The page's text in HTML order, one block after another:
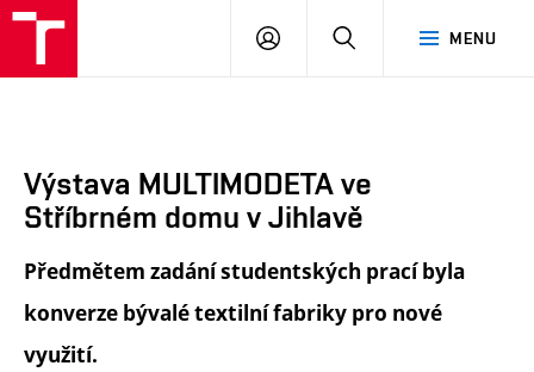
MENU
PŘIHLÁSIT
Výstava MULTIMODETA ve
Stříbrném domu v Jihlavě
Předmětem zadání studentských prací byla
konverze bývalé textilní fabriky pro nové
využití.